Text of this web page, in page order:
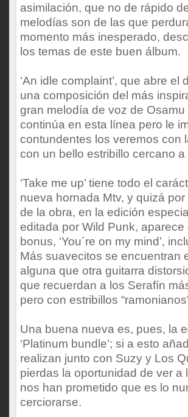
asimilación, que no de rápido
melodías son de las que
momento más inesperado,
los temas de este buen álbum.
‘An idle complaint’, que abre
una composición del más
gran melodía de voz de Osamu
continúa en esta línea pero le
contundentes los veremos con
con un bello estribillo cercano
‘Take me up’ tiene todo el
nueva hornada Mtv, y quizá
de la obra, en la edición
editada por Wild Punk,
bonus, ‘You´re on my mind’,
Más suavecitos se encuentran
alguna que otra guitarra
que recuerdan a los Serafín
pero con estribillos
Una buena nueva es, pues, la
‘Platinum bundle’; si a esto
realizan junto con Suzy y Los
pierdas la oportunidad de ver
nos han prometido que es lo
cerciorarse.